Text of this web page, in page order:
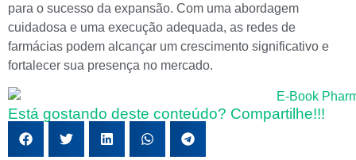
para o sucesso da expansão. Com uma abordagem
cuidadosa e uma execução adequada, as redes de
farmácias podem alcançar um crescimento significativo e
fortalecer sua presença no mercado.
Está gostando deste conteúdo? Compartilhe!!!